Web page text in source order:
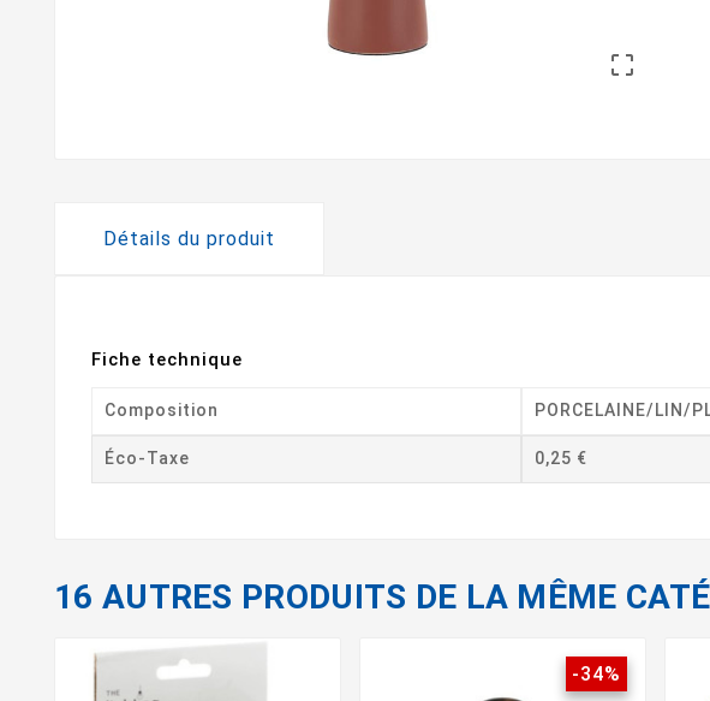

Détails du produit
Fiche technique
Composition PORCELAINE/LIN/
Éco-Taxe 0,25 €
16 AUTRES PRODUITS DE LA MÊME
-34%